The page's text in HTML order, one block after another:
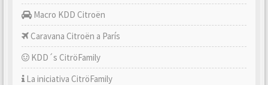
Macro KDD Citroën
Caravana Citroën a París
KDD´s CitröFamily
La iniciativa CitröFamily